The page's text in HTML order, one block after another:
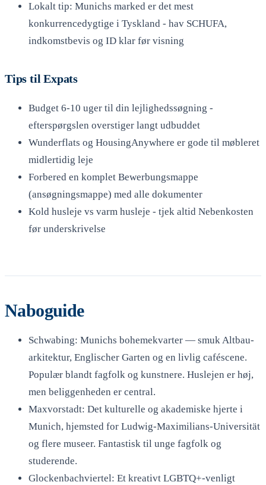
Lokalt tip: Munichs marked er det mest
konkurrencedygtige i Tyskland - hav SCHUFA,
indkomstbevis og ID klar før visning
Tips til Expats
Budget 6-10 uger til din lejlighedssøgning -
efterspørgslen overstiger langt udbuddet
Wunderflats og HousingAnywhere er gode til møbleret
midlertidig leje
Forbered en komplet Bewerbungsmappe
(ansøgningsmappe) med alle dokumenter
Kold husleje vs varm husleje - tjek altid Nebenkosten
før underskrivelse
Naboguide
Schwabing: Munichs bohemekvarter — smuk Altbau-
arkitektur, Englischer Garten og en livlig caféscene.
Populær blandt fagfolk og kunstnere. Huslejen er høj,
men beliggenheden er central.
Maxvorstadt: Det kulturelle og akademiske hjerte i
Munich, hjemsted for Ludwig-Maximilians-Universität
og flere museer. Fantastisk til unge fagfolk og
studerende.
Glockenbachviertel: Et kreativt LGBTQ+-venligt